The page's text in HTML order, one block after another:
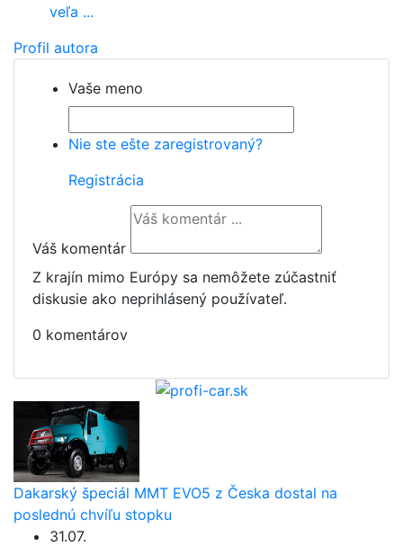
veľa ...
Profil autora
Vaše meno
Nie ste ešte zaregistrovaný?
Registrácia
Váš komentár
Z krajín mimo Európy sa nemôžete zúčastniť
diskusie ako neprihlásený používateľ.
0 komentárov
Dakarský špeciál MMT EVO5 z Česka dostal na
poslednú chvíľu stopku
31.07.